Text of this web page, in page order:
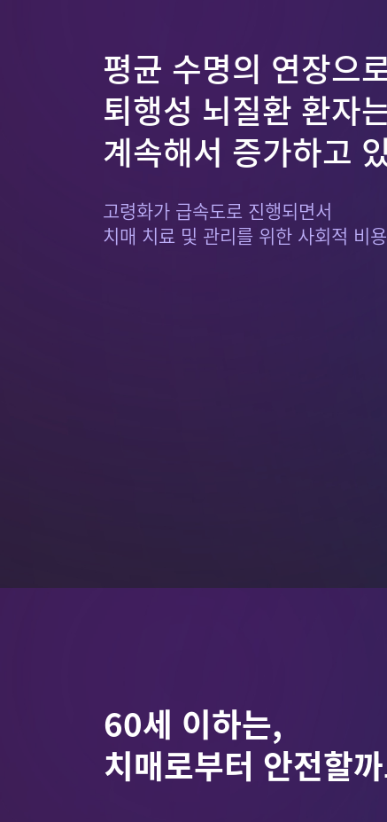
평균 수명의 연장으
퇴행성 뇌질환 환자
계속해서 증가하고
고령화가 급속도로 진행되면서
치매 치료 및 관리를 위한 사회적 비
60세 이하는,
치매로부터 안전할